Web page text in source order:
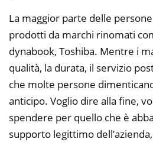
La maggior parte delle
prodotti da marchi rinomati
dynabook, Toshiba. Mentre i
qualità, la durata, il servizio
che molte persone
anticipo. Voglio dire alla fine,
spendere per quello che è
supporto legittimo dell’azienda,